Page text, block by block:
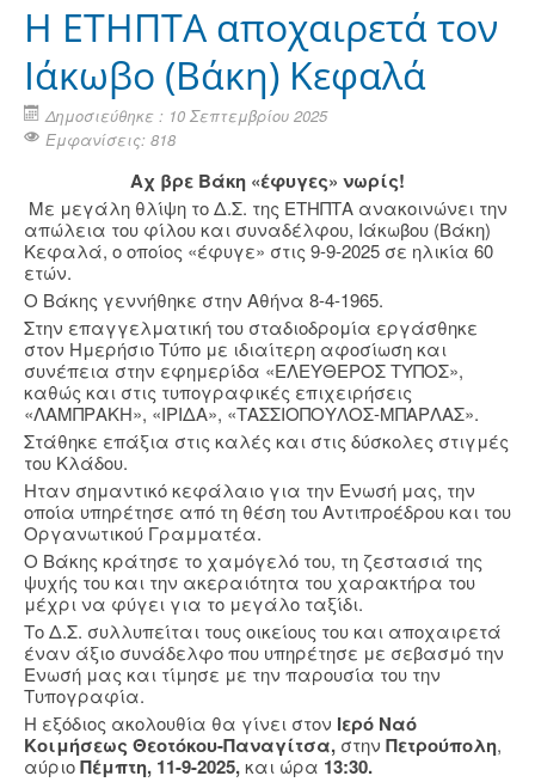
Η ΕΤΗΠΤΑ αποχαιρετά τον
Ιάκωβο (Βάκη) Κεφαλά
Δημοσιεύθηκε : 10 Σεπτεμβρίου 2025
Εμφανίσεις: 818
Αχ βρε Βάκη «έφυγες» νωρίς!
Με μεγάλη θλίψη το Δ.Σ. της ΕΤΗΠΤΑ ανακοινώνει την
απώλεια του φίλου και συναδέλφου, Ιάκωβου (Βάκη)
Κεφαλά, ο οποίος «έφυγε» στις 9-9-2025 σε ηλικία 60
ετών.
Ο Βάκης γεννήθηκε στην Αθήνα 8-4-1965.
Στην επαγγελματική του σταδιοδρομία εργάσθηκε
στον Ημερήσιο Τύπο με ιδιαίτερη αφοσίωση και
συνέπεια στην εφημερίδα «ΕΛΕΥΘΕΡΟΣ ΤΥΠΟΣ»,
καθώς και στις τυπογραφικές επιχειρήσεις
«ΛΑΜΠΡΑΚΗ», «ΙΡΙΔΑ», «ΤΑΣΣΙΟΠΟΥΛΟΣ-ΜΠΑΡΛΑΣ».
Στάθηκε επάξια στις καλές και στις δύσκολες στιγμές
του Κλάδου.
Ηταν σημαντικό κεφάλαιο για την Ενωσή μας, την
οποία υπηρέτησε από τη θέση του Αντιπροέδρου και του
Οργανωτικού Γραμματέα.
Ο Βάκης κράτησε το χαμόγελό του, τη ζεστασιά της
ψυχής του και την ακεραιότητα του χαρακτήρα του
μέχρι να φύγει για το μεγάλο ταξίδι.
Το Δ.Σ. συλλυπείται τους οικείους του και αποχαιρετά
έναν άξιο συνάδελφο που υπηρέτησε με σεβασμό την
Ενωσή μας και τίμησε με την παρουσία του την
Τυπογραφία.
Η εξόδιος ακολουθία θα γίνει στον Ιερό Ναό
Κοιμήσεως Θεοτόκου-Παναγίτσα, στην Πετρούπολη,
αύριοΠέμπτη, 11-9-2025,και ώρα 13:30.